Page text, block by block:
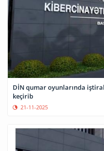
DİN qumar oyunlarında
keçirib
21-11-2025